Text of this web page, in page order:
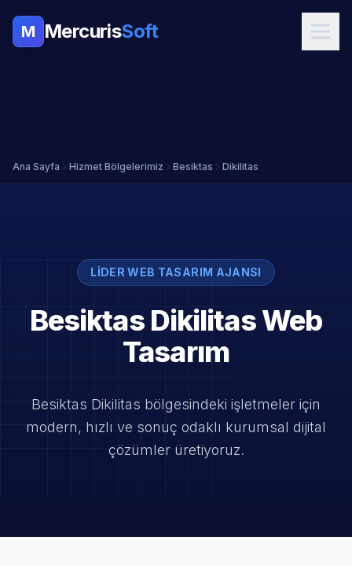
M MercurisSoft
Ana Sayfa Hizmet Bölgelerimiz Besiktas Dikilitas
LIDER WEB TASARIM AJANSI
Besiktas Dikilitas Web
Tasarım
Besiktas Dikilitas bölgesindeki işletmeler için
modern, hızlı ve sonuç odaklı kurumsal dijital
çözümler üretiyoruz.